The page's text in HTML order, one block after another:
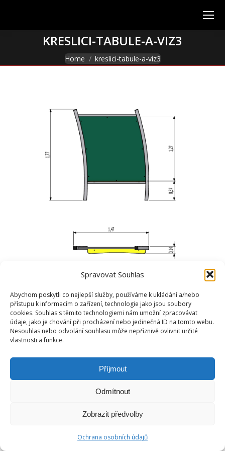
Spravovat Souhlas
Abychom poskytli co nejlepší služby, používáme k ukládání a/nebo
přístupu k informacím o zařízení, technologie jako jsou soubory
cookies. Souhlas s těmito technologiemi nám umožní zpracovávat
údaje, jako je chování při procházení nebo jedinečná ID na tomto webu.
Nesouhlas nebo odvolání souhlasu může nepříznivě ovlivnit určité
vlastnosti a funkce.
Příjmout
Odmítnout
Zobrazit předvolby
Ochrana osobních údajů
KRESLICI-TABULE-A-VIZ3
You are here:
Home kreslici-tabule-a-viz3